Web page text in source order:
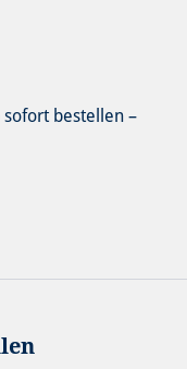
sofort bestellen –